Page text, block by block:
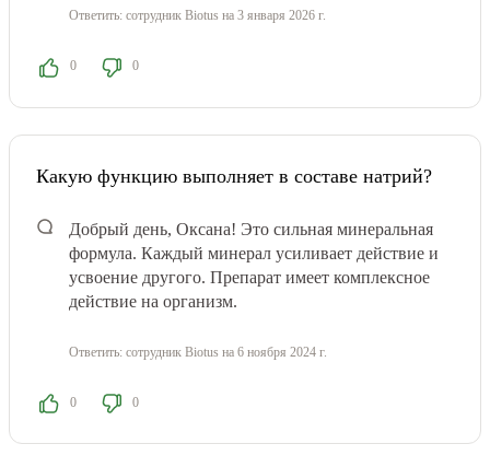
Ответить: сотрудник Biotus на 3 января 2026 г.
0 0
Какую функцию выполняет в составе натрий?
Добрый день, Оксана! Это сильная минеральная
формула. Каждый минерал усиливает действие и
усвоение другого. Препарат имеет комплексное
действие на организм.
Ответить: сотрудник Biotus на 6 ноября 2024 г.
0 0